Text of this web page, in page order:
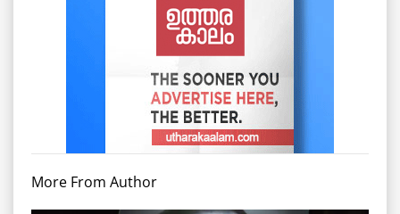
More From Author